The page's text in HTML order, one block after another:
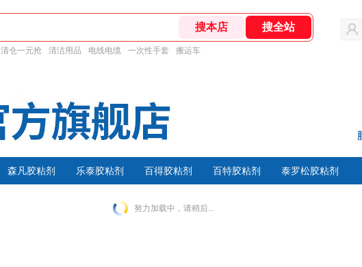
清仓一元抢 清洁用品 电线电缆 一次性手套 搬运车
森凡胶粘剂 乐泰胶粘剂 百得胶粘剂 百特胶粘剂 泰罗松胶粘剂
努力加载中，请稍后...